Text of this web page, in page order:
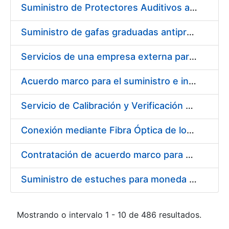
Suministro de Protectores Auditivos a medida para las personas trabajadoras de los Centros de Trabajo de Madrid y Burgos
Suministro de gafas graduadas antiproyecciones para los trabajadores de la FNMT-RCM en los centros de trabajo de Madrid y Burgos
Servicios de una empresa externa para el asesoramiento y resolución de los recursos de alzada que se presentan relacionados con procesos de selección para la FNMT-RCM
Acuerdo marco para el suministro e instalación de persianas, estores y otros complementos
Servicio de Calibración y Verificación Externa de los Equipos de Medición del Servicio de Prevención de la FNMT-RCM
Conexión mediante Fibra Óptica de los Centros de Proceso de Datos (CPDs) de las sedes de la FNMT-RCM de Burgos y Madrid
Contratación de acuerdo marco para el Suministro de Material de Electricidad para la Fábrica Nacional de Moneda y Timbre-Real Casa de la Moneda en su centro de trabajo de Burgos
Suministro de estuches para moneda de 30 €
Mostrando o intervalo 1 - 10 de 486 resultados.